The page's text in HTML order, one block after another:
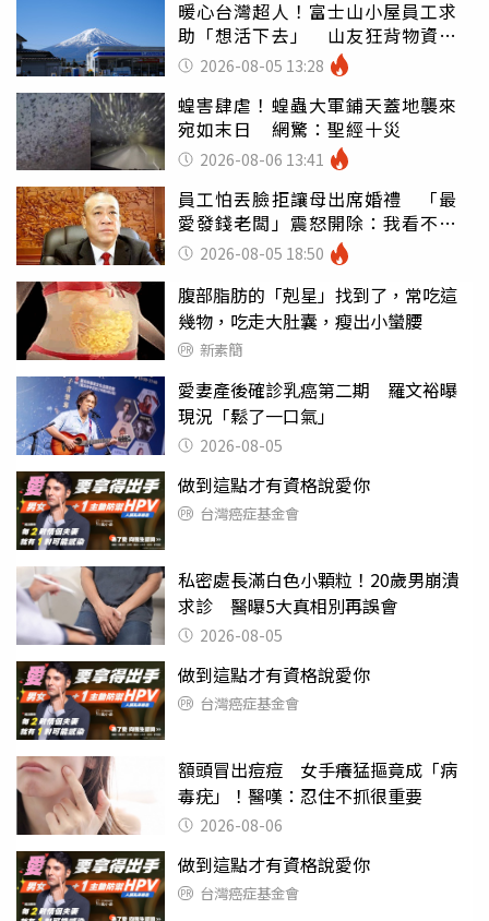
暖心台灣超人！富士山小屋員工求
助「想活下去」 山友狂背物資上
山：台灣真的是寶島
2026-08-05 13:28
蝗害肆虐！蝗蟲大軍鋪天蓋地襲來
宛如末日 網驚：聖經十災
2026-08-06 13:41
員工怕丟臉拒讓母出席婚禮 「最
愛發錢老闆」震怒開除：我看不起
你 2026-08-05 18:50
腹部脂肪的「剋星」找到了，常吃這
幾物，吃走大肚囊，瘦出小蠻腰
新素簡
愛妻產後確診乳癌第二期 羅文裕曝
現況「鬆了一口氣」
2026-08-05
做到這點才有資格說愛你
台灣癌症基金會
私密處長滿白色小顆粒！20歲男崩潰
求診 醫曝5大真相別再誤會
2026-08-05
做到這點才有資格說愛你
台灣癌症基金會
額頭冒出痘痘 女手癢猛摳竟成「病
毒疣」！醫嘆：忍住不抓很重要
2026-08-06
做到這點才有資格說愛你
台灣癌症基金會